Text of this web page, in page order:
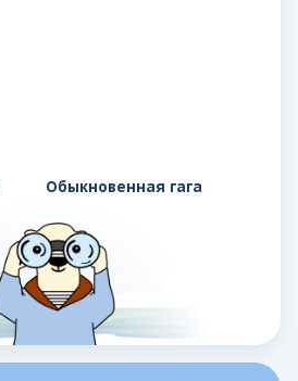
Обыкновенная гага